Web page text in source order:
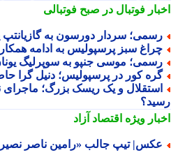
فوتبال در صبح فوتبالی
سردار دورسون به گازیانتپ
سبز پرسپولیس به ادامه همکاری با
موسی جنپو به سوپرلیگ یونان
کور در پرسپولیس؛ دنیل گرا حاضر
و یک ریسک بزرگ؛ ماجرای
ویژهاقتصاد آزاد
تیپ جالب «رامین ناصر نصیر»